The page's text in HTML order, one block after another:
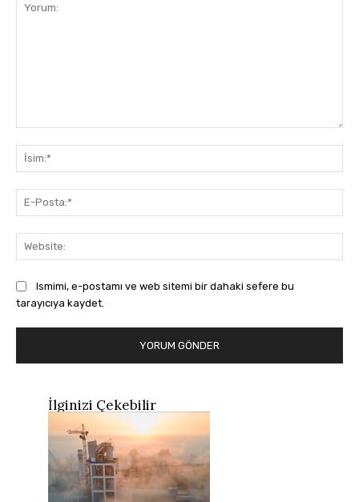
Ismimi, e-postamı ve web sitemi bir dahaki sefere bu
tarayıcıya kaydet.
İlginizi Çekebilir